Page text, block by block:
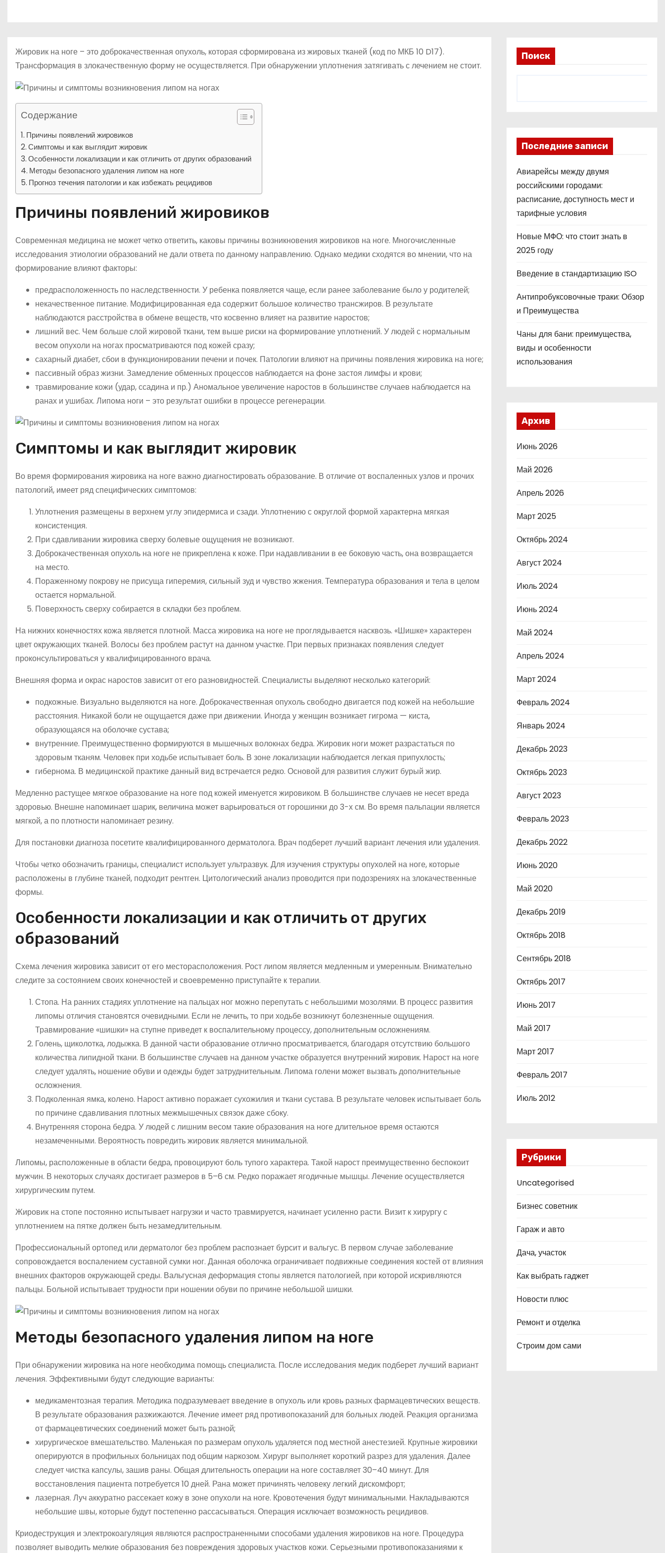
Жировик на ноге – это доброкачественная опухоль, которая сформирована из жировых тканей (код по МКБ 10 D17).
Трансформация в злокачественную форму не осуществляется. При обнаружении уплотнения затягивать с лечением не стоит.
Содержание
Причины появлений жировиков
Симптомы и как выглядит жировик
Особенности локализации и как отличить от других образований
Методы безопасного удаления липом на ноге
Прогноз течения патологии и как избежать рецидивов
Причины появлений жировиков
Современная медицина не может четко ответить, каковы причины возникновения жировиков на ноге. Многочисленные
исследования этиологии образований не дали ответа по данному направлению. Однако медики сходятся во мнении, что на
формирование влияют факторы:
предрасположенность по наследственности. У ребенка появляется чаще, если ранее заболевание было у родителей;
некачественное питание. Модифицированная еда содержит большое количество трансжиров. В результате
наблюдаются расстройства в обмене веществ, что косвенно влияет на развитие наростов;
лишний вес. Чем больше слой жировой ткани, тем выше риски на формирование уплотнений. У людей с нормальным
весом опухоли на ногах просматриваются под кожей сразу;
сахарный диабет, сбои в функционировании печени и почек. Патологии влияют на причины появления жировика на ноге;
пассивный образ жизни. Замедление обменных процессов наблюдается на фоне застоя лимфы и крови;
травмирование кожи (удар, ссадина и пр.) Аномальное увеличение наростов в большинстве случаев наблюдается на
ранах и ушибах. Липома ноги – это результат ошибки в процессе регенерации.
Симптомы и как выглядит жировик
Во время формирования жировика на ноге важно диагностировать образование. В отличие от воспаленных узлов и прочих
патологий, имеет ряд специфических симптомов:
Уплотнения размещены в верхнем углу эпидермиса и сзади. Уплотнению с округлой формой характерна мягкая
консистенция.
При сдавливании жировика сверху болевые ощущения не возникают.
Доброкачественная опухоль на ноге не прикреплена к коже. При надавливании в ее боковую часть, она возвращается
на место.
Пораженному покрову не присуща гиперемия, сильный зуд и чувство жжения. Температура образования и тела в целом
остается нормальной.
Поверхность сверху собирается в складки без проблем.
На нижних конечностях кожа является плотной. Масса жировика на ноге не проглядывается насквозь. «Шишке» характерен
цвет окружающих тканей. Волосы без проблем растут на данном участке. При первых признаках появления следует
проконсультироваться у квалифицированного врача.
Внешняя форма и окрас наростов зависит от его разновидностей. Специалисты выделяют несколько категорий:
подкожные. Визуально выделяются на ноге. Доброкачественная опухоль свободно двигается под кожей на небольшие
расстояния. Никакой боли не ощущается даже при движении. Иногда у женщин возникает гигрома — киста,
образующаяся на оболочке сустава;
внутренние. Преимущественно формируются в мышечных волокнах бедра. Жировик ноги может разрастаться по
здоровым тканям. Человек при ходьбе испытывает боль. В зоне локализации наблюдается легкая припухлость;
гибернома. В медицинской практике данный вид встречается редко. Основой для развития служит бурый жир.
Медленно растущее мягкое образование на ноге под кожей именуется жировиком. В большинстве случаев не несет вреда
здоровью. Внешне напоминает шарик, величина может варьироваться от горошинки до 3-х см. Во время пальпации является
мягкой, а по плотности напоминает резину.
Для постановки диагноза посетите квалифицированного дерматолога. Врач подберет лучший вариант лечения или удаления.
Чтобы четко обозначить границы, специалист использует ультразвук. Для изучения структуры опухолей на ноге, которые
расположены в глубине тканей, подходит рентген. Цитологический анализ проводится при подозрениях на злокачественные
формы.
Особенности локализации и как отличить от других
образований
Схема лечения жировика зависит от его месторасположения. Рост липом является медленным и умеренным. Внимательно
следите за состоянием своих конечностей и своевременно приступайте к терапии.
Стопа. На ранних стадиях уплотнение на пальцах ног можно перепутать с небольшими мозолями. В процесс развития
липомы отличия становятся очевидными. Если не лечить, то при ходьбе возникнут болезненные ощущения.
Травмирование «шишки» на ступне приведет к воспалительному процессу, дополнительным осложнениям.
Голень, щиколотка, лодыжка. В данной части образование отлично просматривается, благодаря отсутствию большого
количества липидной ткани. В большинстве случаев на данном участке образуется внутренний жировик. Нарост на ноге
следует удалять, ношение обуви и одежды будет затруднительным. Липома голени может вызвать дополнительные
осложнения.
Подколенная ямка, колено. Нарост активно поражает сухожилия и ткани сустава. В результате человек испытывает боль
по причине сдавливания плотных межмышечных связок даже сбоку.
Внутренняя сторона бедра. У людей с лишним весом такие образования на ноге длительное время остаются
незамеченными. Вероятность повредить жировик является минимальной.
Липомы, расположенные в области бедра, провоцируют боль тупого характера. Такой нарост преимущественно беспокоит
мужчин. В некоторых случаях достигает размеров в 5–6 см. Редко поражает ягодичные мышцы. Лечение осуществляется
хирургическим путем.
Жировик на стопе постоянно испытывает нагрузки и часто травмируется, начинает усиленно расти. Визит к хирургу с
уплотнением на пятке должен быть незамедлительным.
Профессиональный ортопед или дерматолог без проблем распознает бурсит и вальгус. В первом случае заболевание
сопровождается воспалением суставной сумки ног. Данная оболочка ограничивает подвижные соединения костей от влияния
внешних факторов окружающей среды. Вальгусная деформация стопы является патологией, при которой искривляются
пальцы. Больной испытывает трудности при ношении обуви по причине небольшой шишки.
Методы безопасного удаления липом на ноге
При обнаружении жировика на ноге необходима помощь специалиста. После исследования медик подберет лучший вариант
лечения. Эффективными будут следующие варианты:
медикаментозная терапия. Методика подразумевает введение в опухоль или кровь разных фармацевтических веществ.
В результате образования разжижаются. Лечение имеет ряд противопоказаний для больных людей. Реакция организма
от фармацевтических соединений может быть разной;
хирургическое вмешательство. Маленькая по размерам опухоль удаляется под местной анестезией. Крупные жировики
оперируются в профильных больницах под общим наркозом. Хирург выполняет короткий разрез для удаления. Далее
следует чистка капсулы, зашив раны. Общая длительность операции на ноге составляет 30–40 минут. Для
восстановления пациента потребуется 10 дней. Рана может причинять человеку легкий дискомфорт;
лазерная. Луч аккуратно рассекает кожу в зоне опухоли на ноге. Кровотечения будут минимальными. Накладываются
небольшие швы, которые будут постепенно рассасываться. Операция исключает возможность рецидивов.
Криодеструкция и электрокоагуляция являются распространенными способами удаления жировиков на ноге. Процедура
позволяет выводить мелкие образования без повреждения здоровых участков кожи. Серьезными противопоказаниями к
Поиск
Последние записи
Авиарейсы между двумя
российскими городами:
расписание, доступность мест и
тарифные условия
Новые МФО: что стоит знать в
2025 году
Введение в стандартизацию ISO
Антипробуксовочные траки: Обзор
и Преимущества
Чаны для бани: преимущества,
виды и особенности
использования
Архив
Июнь 2026
Май 2026
Апрель 2026
Март 2025
Октябрь 2024
Август 2024
Июль 2024
Июнь 2024
Май 2024
Апрель 2024
Март 2024
Февраль 2024
Январь 2024
Декабрь 2023
Октябрь 2023
Август 2023
Февраль 2023
Декабрь 2022
Июнь 2020
Май 2020
Декабрь 2019
Октябрь 2018
Сентябрь 2018
Октябрь 2017
Июнь 2017
Май 2017
Март 2017
Февраль 2017
Июль 2012
Рубрики
Uncategorised
Бизнес советник
Гараж и авто
Дача, участок
Как выбрать гаджет
Новости плюс
Ремонт и отделка
Строим дом сами